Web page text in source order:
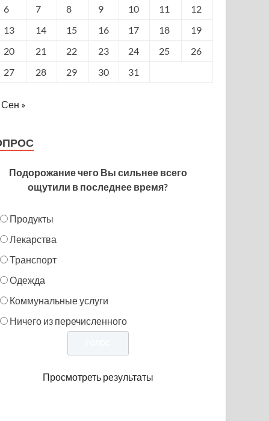
6
7 8 9 10 11
12
13
14 15 16 17 18
19
20
21 22 23 24 25
26
27
28 29 30 31
Сен »
Подорожание чего Вы сильнее всего
ощутили в последнее время?
Продукты
Лекарства
Транспорт
Одежда
Коммунальные услуги
Ничего из перечисленного
Просмотреть результаты